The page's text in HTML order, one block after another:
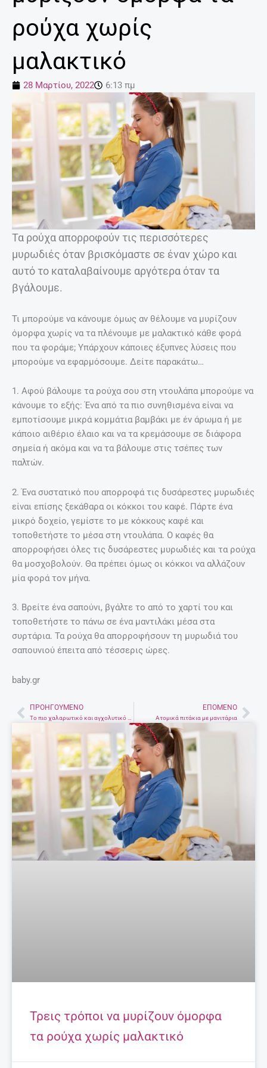
ρούχα χωρίς
μαλακτικό
28 Μαρτίου, 2022 6:13 πμ
Τα ρούχα απορροφούν τις περισσότερες
μυρωδιές όταν βρισκόμαστε σε έναν χώρο και
αυτό το καταλαβαίνουμε αργότερα όταν τα
βγάλουμε.
Τι μπορούμε να κάνουμε όμως αν θέλουμε να μυρίζουν
όμορφα χωρίς να τα πλένουμε με μαλακτικό κάθε φορά
που τα φοράμε; Υπάρχουν κάποιες έξυπνες λύσεις που
μπορούμε να εφαρμόσουμε. Δείτε παρακάτω…
1. Αφού βάλουμε τα ρούχα σου στη ντουλάπα μπορούμε να
κάνουμε το εξής: Ένα από τα πιο συνηθισμένα είναι να
εμποτίσουμε μικρά κομμάτια βαμβάκι με έν άρωμα ή με
κάποιο αιθέριο έλαιο και να τα κρεμάσουμε σε διάφορα
σημεία ή ακόμα και να τα βάλουμε στις τσέπες των
παλτών.
2. Ένα συστατικό που απορροφά τις δυσάρεστες μυρωδιές
είναι επίσης ξεκάθαρα οι κόκκοι του καφέ. Πάρτε ένα
μικρό δοχείο, γεμίστε το με κόκκους καφέ και
τοποθετήστε το μέσα στη ντουλάπα. Ο καφές θα
απορροφήσει όλες τις δυσάρεστες μυρωδιές και τα ρούχα
θα μοσχοβολούν. Θα πρέπει όμως οι κόκκοι να αλλάζουν
μία φορά τον μήνα.
3. Βρείτε ένα σαπούνι, βγάλτε το από το χαρτί του και
τοποθετήστε το πάνω σε ένα μαντιλάκι μέσα στα
συρτάρια. Τα ρούχα θα απορροφήσουν τη μυρωδιά του
σαπουνιού έπειτα από τέσσερις ώρες.
baby.gr
PrevΠΡΟΗΓΟΎΜΕΝΟ ΕΠΌΜΕΝΟ
Ατομικά πιτάκια με μανιτάρια
Τρεις τρόποι να μυρίζουν όμορφα
τα ρούχα χωρίς μαλακτικό